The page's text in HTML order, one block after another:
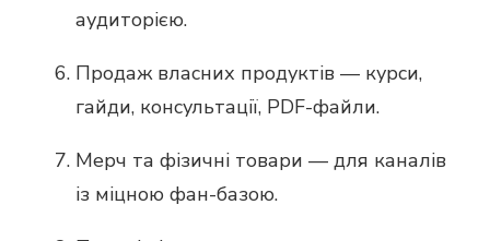
аудиторією.
Продаж власних продуктів — курси,
гайди, консультації, PDF-файли.
Мерч та фізичні товари — для каналів
із міцною фан-базою.